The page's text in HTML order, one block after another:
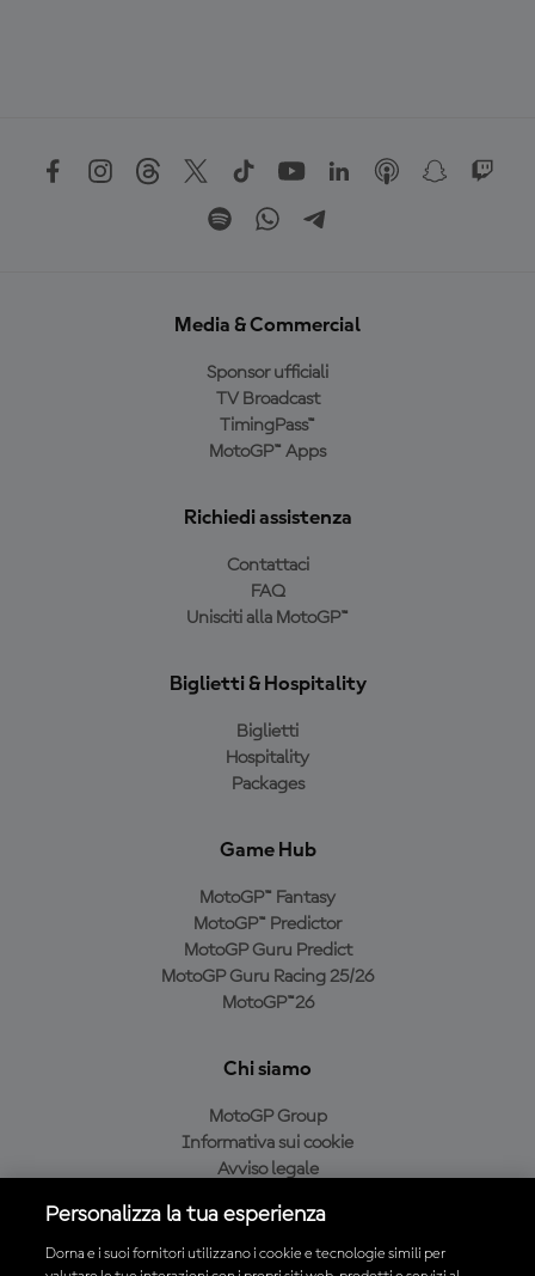
Media & Commercial
Sponsor ufficiali
TV Broadcast
TimingPass™
MotoGP™ Apps
Richiedi assistenza
Contattaci
FAQ
Unisciti alla MotoGP™
Biglietti & Hospitality
Biglietti
Hospitality
Packages
Game Hub
MotoGP™ Fantasy
MotoGP™ Predictor
MotoGP Guru Predict
MotoGP Guru Racing 25/26
MotoGP™26
Chi siamo
MotoGP Group
Informativa sui cookie
Avviso legale
Condizioni di acquisto
Personalizza la tua esperienza
Dorna e i suoi fornitori utilizzano i cookie e tecnologie simili per